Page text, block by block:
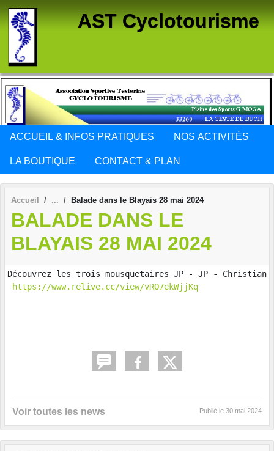
AST Cyclotourisme
ACCUEIL & INFOS PRATIQUES NOS ACTIVITÉS
LA BOUTIQUE CONTACT & PLAN
Accueil Balade dans le Blayais 28 mai 2024
BALADE DANS LE
BLAYAIS 28 MAI 2024
Découvrez les trois mousquetaires JP - JP -
https://www.relive.cc/view/vRO7ekWjjKq
Voir toutes les news Publié le 30 mai 2024
Panneau de gestion des cookies